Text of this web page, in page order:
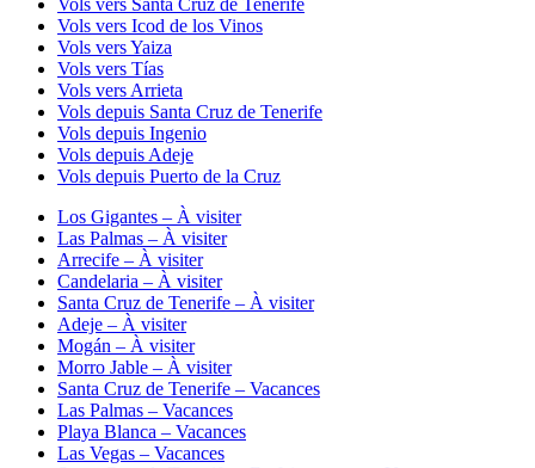
Vols vers Icod de los Vinos
Vols vers Yaiza
Vols vers Tías
Vols vers Arrieta
Vols depuis Santa Cruz de Tenerife
Vols depuis Ingenio
Vols depuis Adeje
Vols depuis Puerto de la Cruz
Los Gigantes – À visiter
Las Palmas – À visiter
Arrecife – À visiter
Candelaria – À visiter
Santa Cruz de Tenerife – À visiter
Adeje – À visiter
Mogán – À visiter
Morro Jable – À visiter
Santa Cruz de Tenerife – Vacances
Las Palmas – Vacances
Playa Blanca – Vacances
Las Vegas – Vacances